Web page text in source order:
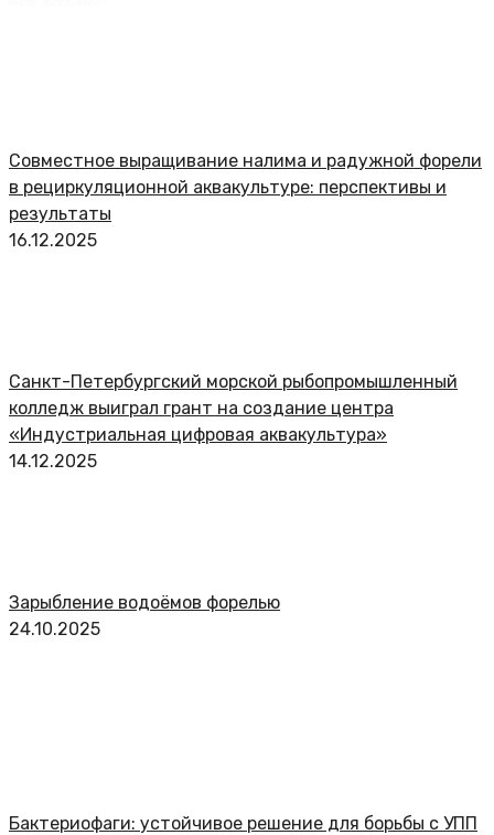
Совместное выращивание налима и радужной форели
в рециркуляционной аквакультуре: перспективы и
результаты
16.12.2025
Санкт-Петербургский морской рыбопромышленный
колледж выиграл грант на создание центра
«Индустриальная цифровая аквакультура»
14.12.2025
Зарыбление водоёмов форелью
24.10.2025
Бактериофаги: устойчивое решение для борьбы с УПП